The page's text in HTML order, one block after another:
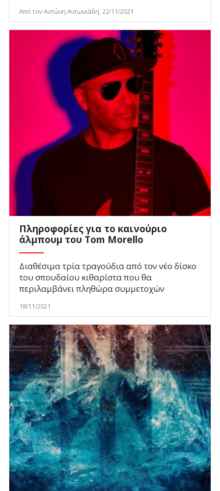
Από τον Αντώνη Αντωνιάδη, 22/11/2021
Πληροφορίες για το καινούριο
άλμπουμ του Tom Morello
Διαθέσιμα τρία τραγούδια από τον νέο δίσκο
του σπουδαίου κιθαρίστα που θα
περιλαμβάνει πληθώρα συμμετοχών
18/11/2021